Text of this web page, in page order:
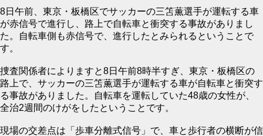
8日午前、東京・板橋区でサッカーの三笘薫選手が運転する車
が赤信号で進行し、路上で自転車と衝突する事故がありまし
た。自転車側も赤信号で、進行したとみられるということで
す。
捜査関係者によりますと8日午前8時半すぎ、東京・板橋区の
路上で、サッカーの三笘薫選手が運転する車が自転車と衝突す
る事故がありました。自転車を運転していた48歳の女性が、
全治2週間のけがをしたということです。
現場の交差点は「歩車分離式信号」で、車と歩行者の横断が信